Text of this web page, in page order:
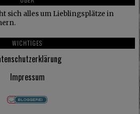
sich alles um Lieblingsplätze in
WICHTIGES
Impressum